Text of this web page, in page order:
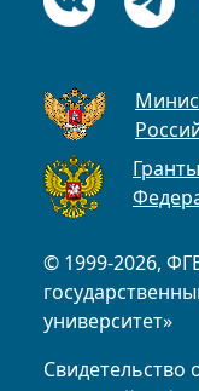
© 1999-2026,
университет»
Свидетельство